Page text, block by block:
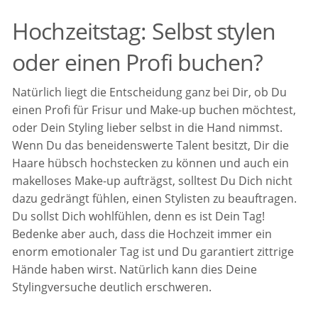
Hochzeitstag: Selbst stylen
oder einen Profi buchen?
Natürlich liegt die Entscheidung ganz bei Dir, ob Du
einen Profi für Frisur und Make-up buchen möchtest,
oder Dein Styling lieber selbst in die Hand nimmst.
Wenn Du das beneidenswerte Talent besitzt, Dir die
Haare hübsch hochstecken zu können und auch ein
makelloses Make-up aufträgst, solltest Du Dich nicht
dazu gedrängt fühlen, einen Stylisten zu beauftragen.
Du sollst Dich wohlfühlen, denn es ist Dein Tag!
Bedenke aber auch, dass die Hochzeit immer ein
enorm emotionaler Tag ist und Du garantiert zittrige
Hände haben wirst. Natürlich kann dies Deine
Stylingversuche deutlich erschweren.